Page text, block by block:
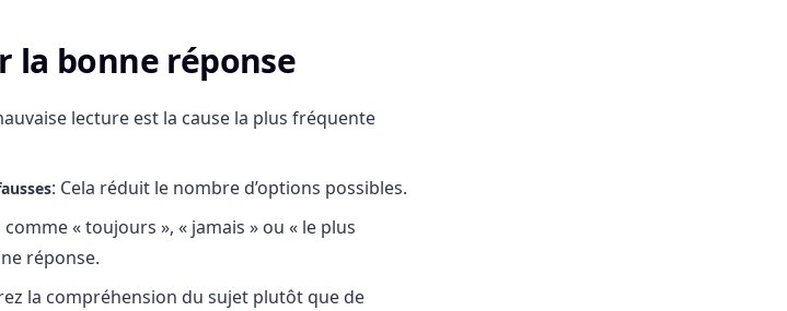
la bonne réponse
lecture est la cause la plus fréquente
: Cela réduit le nombre d’options possibles.
« toujours », « jamais » ou « le plus
réponse.
la compréhension du sujet plutôt que de